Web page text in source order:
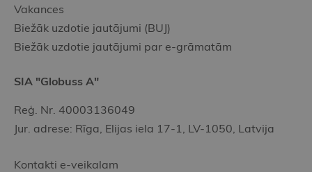
Vakances
Biežāk uzdotie jautājumi (BUJ)
Biežāk uzdotie jautājumi par e-grāmatām
SIA "Globuss A"
Reģ. Nr. 40003136049
Jur. adrese: Rīga, Elijas iela 17-1, LV-1050, Latvija
Kontakti e-veikalam